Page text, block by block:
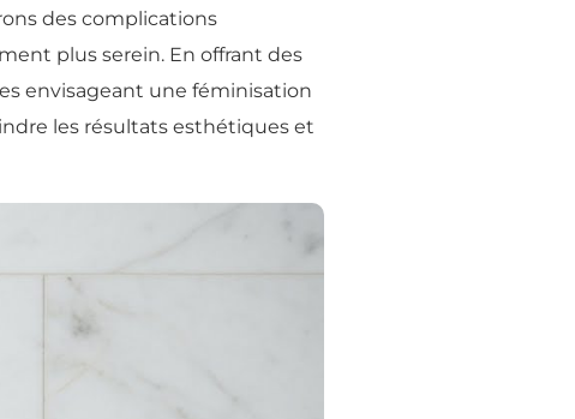
des complications
plus serein. En offrant des
envisageant une féminisation
les résultats esthétiques et